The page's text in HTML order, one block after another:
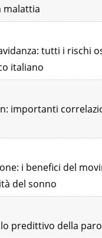
malattia
tutti i rischi
italiano
importanti
i benefici del
del sonno
predittivo della